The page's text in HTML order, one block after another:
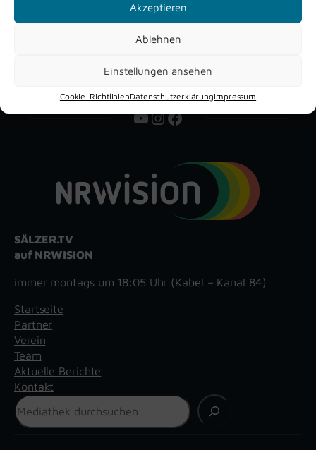
Akzeptieren
Ablehnen
Einstellungen ansehen
Cookie-RichtlinienDatenschutzerklärungImpressum
YouTube
Instagram
Facebook
SÄLZER.TV
auf NRWISION
immer montags um 18:05 Uhr (Kabel – Kanal 84)
Startseite
Partner
Verein
Team
Aktuelle Berichte
Kontakt
Suchen